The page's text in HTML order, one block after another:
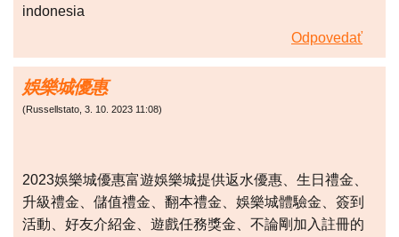
indonesia
Odpovedať
娛樂城優惠
(Russellstato 3. 10. 2023 11:08)
2023娛樂城優惠富遊娛樂城提供返水優惠、生日禮金、
升級禮金、儲值禮金、翻本禮金、娛樂城體驗金、簽到
活動、好友介紹金、遊戲任務獎金、不論剛加入註冊的